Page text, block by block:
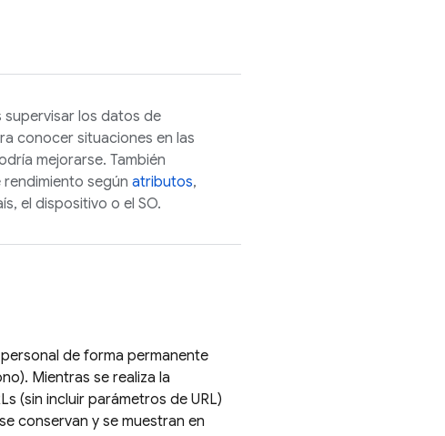
supervisar los datos de
conocer situaciones en las
mejorarse. También
según atributos,
el dispositivo o el SO.
de forma permanente
Mientras se realiza la
(sin incluir parámetros de URL)
conservan y se muestran en